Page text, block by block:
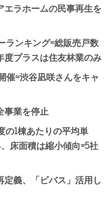
ラホームの民事再生を
ランキング=総販売戸数
プラスは住友林業のみ
催=渋谷凪咲さんをキャ
事業を停止
の1棟あたりの平均単
床面積は縮小傾向=5社
義、「ビバス」活用し